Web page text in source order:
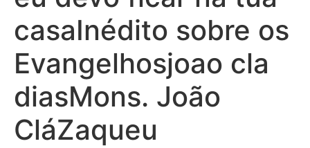
casaInédito sobre os
Evangelhosjoao cla
diasMons. João
CláZaqueu